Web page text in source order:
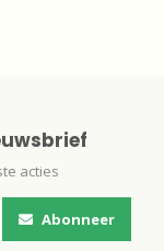
acties
Abonneer